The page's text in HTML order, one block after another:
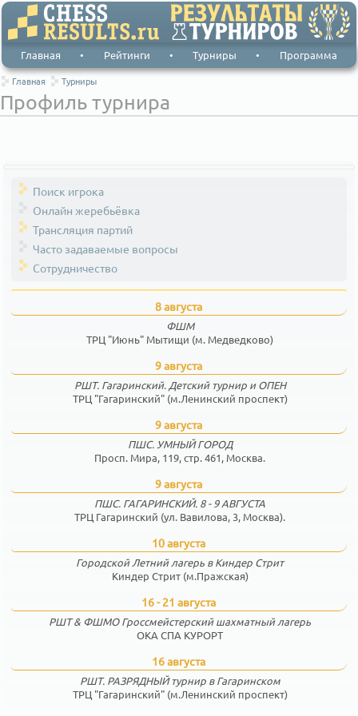
Главная • Рейтинги • Турниры • Программа
Главная Турниры
Профиль турнира
Поиск игрока
Онлайн жеребьёвка
Трансляция партий
Часто задаваемые вопросы
Сотрудничество
8 августа
ФШМ
ТРЦ "Июнь" Мытищи (м. Медведково)
9 августа
РШТ. Гагаринский. Детский турнир и ОПЕН
ТРЦ "Гагаринский" (м.Ленинский проспект)
9 августа
ПШС. УМНЫЙ ГОРОД
Просп. Мира, 119, стр. 461, Москва.
9 августа
ПШС. ГАГАРИНСКИЙ. 8 - 9 АВГУСТА
ТРЦ Гагаринский (ул. Вавилова, 3, Москва).
10 августа
Городской Летний лагерь в Киндер Стрит
Киндер Стрит (м.Пражская)
16 - 21 августа
РШТ & ФШМО Гроссмейстерский шахматный лагерь
ОКА СПА КУРОРТ
16 августа
РШТ. РАЗРЯДНЫЙ турнир в Гагаринском
ТРЦ "Гагаринский" (м.Ленинский проспект)